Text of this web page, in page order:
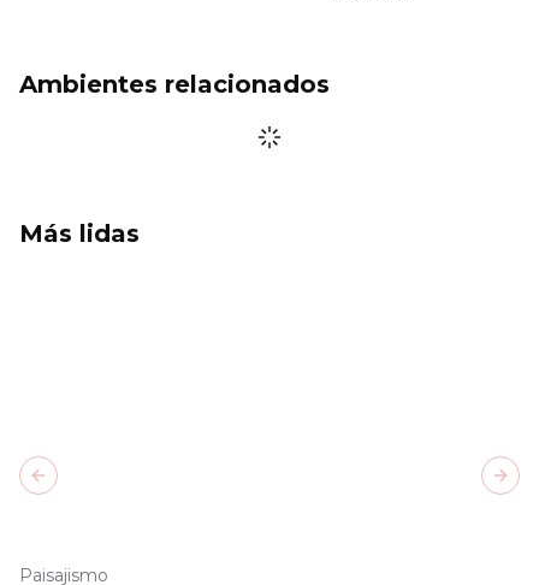
Ambientes relacionados
Más lidas
Paisajismo
Previous slide